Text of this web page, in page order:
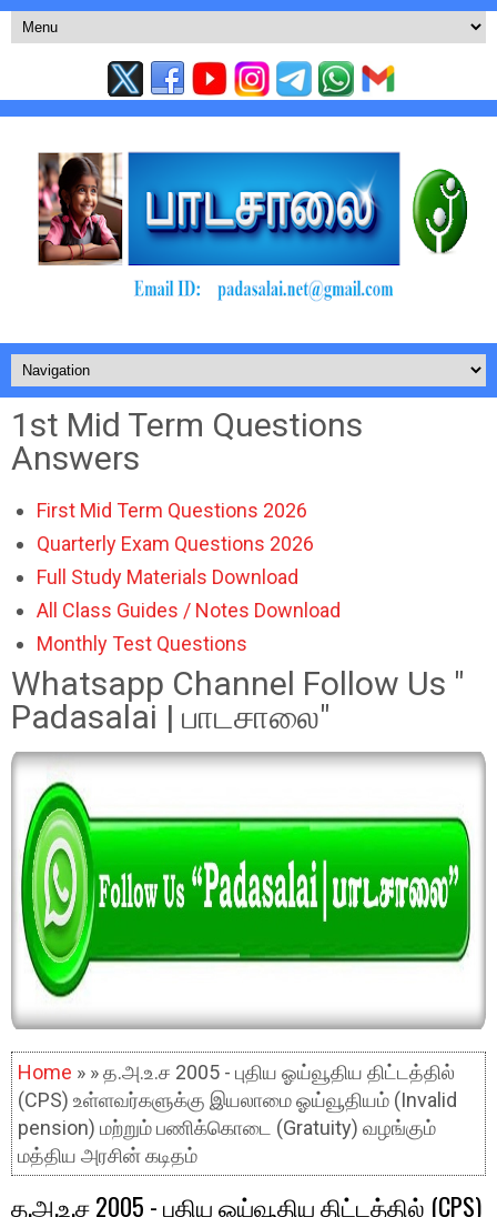
1st Mid Term Questions
Answers
First Mid Term Questions 2026
Quarterly Exam Questions 2026
Full Study Materials Download
All Class Guides / Notes Download
Monthly Test Questions
Whatsapp Channel Follow Us "
Padasalai | பாடசாலை"
Home » » த.அ.உ.ச 2005 - புதிய ஓய்வூதிய திட்டத்தில்
(CPS) உள்ளவர்களுக்கு இயலாமை ஓய்வூதியம் (Invalid
pension) மற்றும் பணிக்கொடை (Gratuity) வழங்கும்
மத்திய அரசின் கடிதம்
த.அ.உ.ச 2005 - புதிய ஓய்வூதிய திட்டத்தில் (CPS)